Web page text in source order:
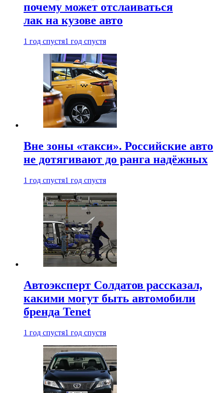
почему может отслаиваться
лак на кузове авто
1 год спустя1 год спустя
Вне зоны «такси». Российские авто
не дотягивают до ранга надёжных
1 год спустя1 год спустя
Автоэксперт Солдатов рассказал,
какими могут быть автомобили
бренда Tenet
1 год спустя1 год спустя